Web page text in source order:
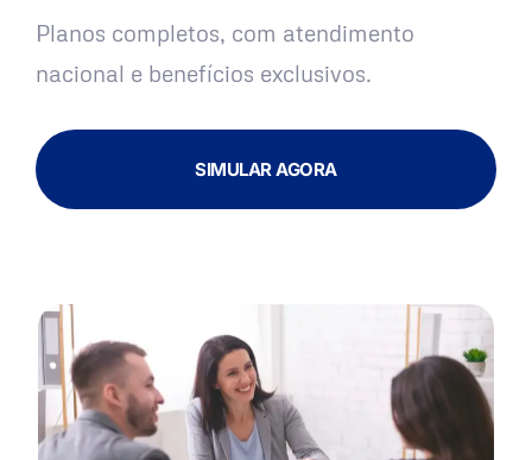
Planos completos, com atendimento
nacional e benefícios exclusivos.
SIMULAR AGORA